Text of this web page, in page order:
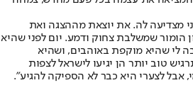
מצדיעה לה. את יוצאת מההצגה ואת
הומור שמשלבת צחוק ודמע. יום לפני שהיא
לי שהיא מוקפת באוהבים, ושהיא
טוב יותר הן יגיעו לישראל לצפות
אבל לצערי היא כבר לא הספיקה להגיע".